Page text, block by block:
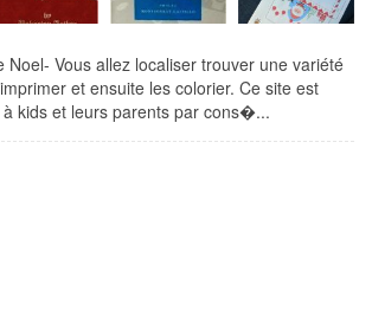
Noel- Vous allez localiser trouver une variété
et ensuite les colorier. Ce site est
kids et leurs parents par cons�...